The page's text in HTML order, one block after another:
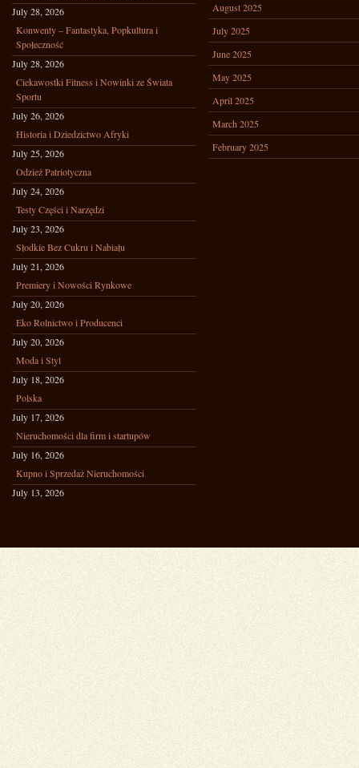
July 28, 2026
Konwenty – Fantastyka, Popkultura i
Społeczność
July 28, 2026
Ciekawostki Fitness i Nowinki ze Świata
Sportu
July 26, 2026
Historia i Dziedzictwo Afryki
July 25, 2026
Odzież Patriotyczna
July 24, 2026
Testy Części i Narzędzi
July 23, 2026
Słodkie Bez Cukru i Nabiału
July 21, 2026
Premiery i Nowości Rynkowe
July 20, 2026
Eko Rolnictwo i Producenci
July 20, 2026
Moda i Styl
July 18, 2026
Polska
July 17, 2026
Nieruchomości dla firm i startupów
July 16, 2026
Kupno i Sprzedaż Nieruchomości
July 13, 2026
August 2025
July 2025
June 2025
May 2025
April 2025
March 2025
February 2025